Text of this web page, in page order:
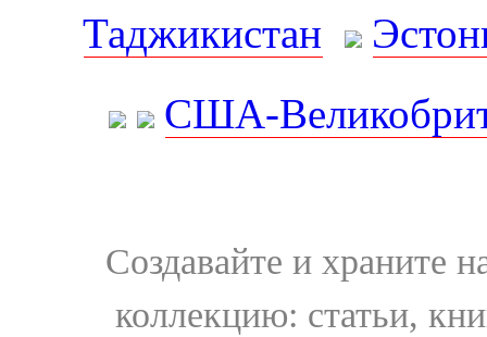
Таджикистан
США-
Создавайте и храните
коллекцию: статьи,